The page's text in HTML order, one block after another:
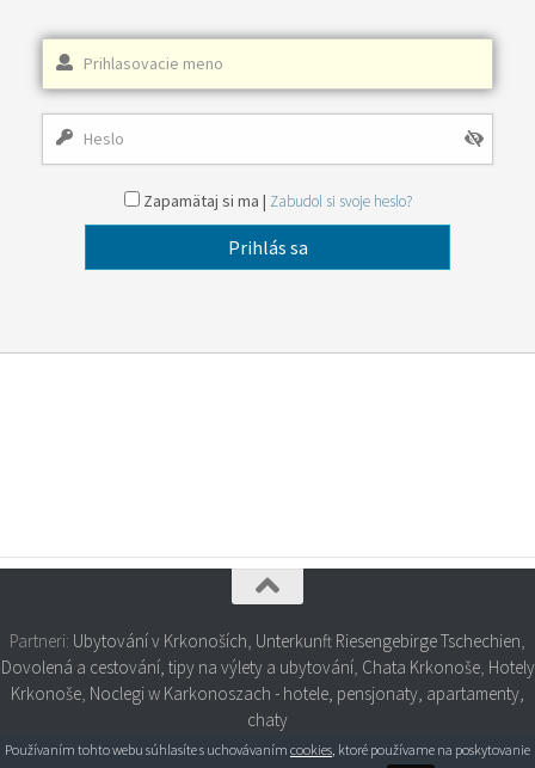
Zapamätaj si ma | Zabudol si svoje heslo?
Partneri: Ubytování v Krkonoších Unterkunft Riesengebirge Tschechien
Dovolená a cestování, tipy na výlety a ubytování, Chata Krkonoše, Hotely
Krkonoše Noclegi w Karkonoszach - hotele, pensjonaty, apartamenty,
chaty
Používaním tohto webu súhlasíte s uchovávaním cookies, ktoré používame na poskytovanie